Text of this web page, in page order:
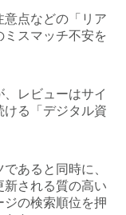
意点などの「リア
ミスマッチ不安を
レビューはサイ
ける「デジタル資
あると同時に、
される質の高い
の検索順位を押